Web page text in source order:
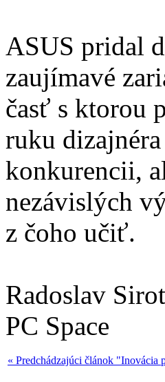
ASUS pridal
zaujímavé
časť s ktorou
ruku
konkurencii,
nezávislých
z čoho učiť.
Radoslav
PC Space
« Predchádzajúci článok "Inovácia